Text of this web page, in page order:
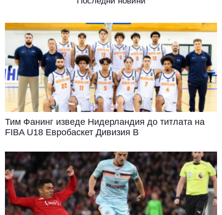
Тим Фанинг изведе Нидерландия до титлата на
FIBA U18 Евробаскет Дивизия B